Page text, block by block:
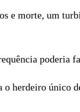
e morte, um
poderia
o herdeiro único